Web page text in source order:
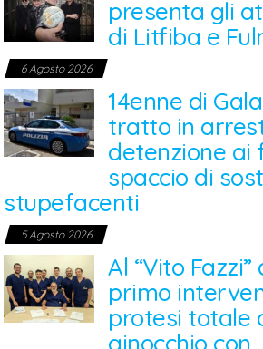
presenta gli
di Litfiba e
6 Agosto 2026
14enne di
tratto in
detenzione ai
spaccio di
stupefacenti
5 Agosto 2026
Al “Vito Fazzi”
primo
protesi totale